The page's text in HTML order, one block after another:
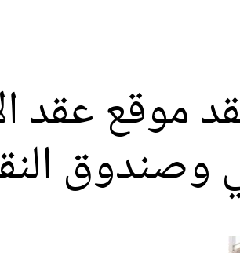
موقع عقد
وصندوق